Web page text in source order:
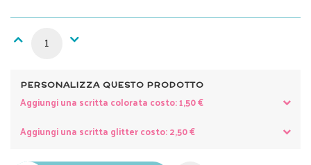
PERSONALIZZA QUESTO PRODOTTO
Aggiungi una scritta colorata costo: 1,50 €
Aggiungi una scritta glitter costo: 2,50 €